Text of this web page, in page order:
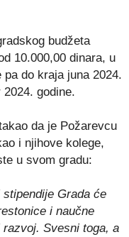
budžeta
10.000,00 dinara, u
do kraja juna 2024.
godine.
da je Požarevcu
i njihove kolege,
u svom gradu:
stipendije Grada će
i naučne
Svesni toga, a